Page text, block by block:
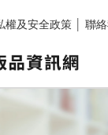
權及安全政策 聯